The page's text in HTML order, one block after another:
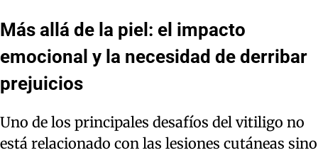
Más allá de la piel: el impacto
emocional y la necesidad de derribar
prejuicios
Uno de los principales desafíos del vitiligo no
está relacionado con las lesiones cutáneas sino